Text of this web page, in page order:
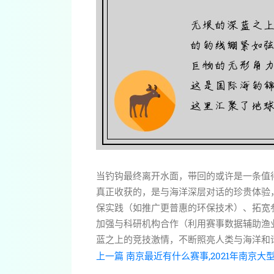
当钓钩最终离开水面，带回的或许是一条
真正收获的，是与海洋深层对话的珍贵体
保实践（如推广更普惠的环保技术）、拓
加强与科研机构合作（利用赛事数据辅助
蓝之上的竞技激情，不断照亮人类与海洋
上一篇 南京最近有什么赛事,2021年南京大